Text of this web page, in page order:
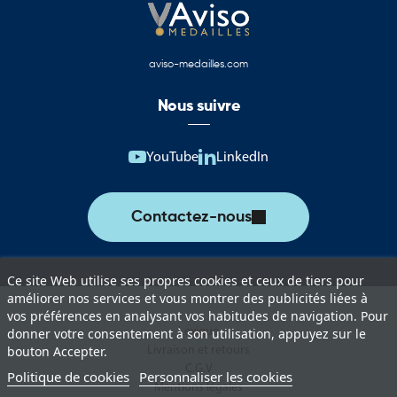
Drapeaux, pavillons et oriflammes du Conseil
départemental du Cher
Cette catégorie rassemble une sélection complète de produits
permettent d’assurer une représentation institutionnelle de
Drapeaux du Conseil départemental du Cher pour les cérémonies
et événements institutionnels.
Pavillons pour mât destinés à l’affichage extérieur permanent ou
temporaire.
Oriflammes du Conseil départemental du Cher pour la
communication événementielle.
Drapeaux de table adaptés aux bureaux, salles de réunion et
espaces protocolaires.
Ce site Web utilise ses propres cookies et ceux de tiers pour
améliorer nos services et vous montrer des publicités liées à
vos préférences en analysant vos habitudes de navigation. Pour
donner votre consentement à son utilisation, appuyez sur le
bouton Accepter.
Politique de cookies Personnaliser les cookies
aviso-medailles.com
Nous suivre
YouTube LinkedIn
Contactez-nous
Lexique
Mentions légales